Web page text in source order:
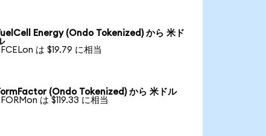
Energy (Ondo Tokenized) から 米ド
FCELon は $19.79 に相当
(Ondo Tokenized) から 米ドル
FORMon は $119.33 に相当